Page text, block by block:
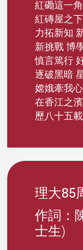
紅磡這一
紅磚屋之
力拓新知
新挑戰 博
慎言篤行
逐破黑暗
嫦娥牽我
在香江之
歷八十五
理大85
作詞：
士生)